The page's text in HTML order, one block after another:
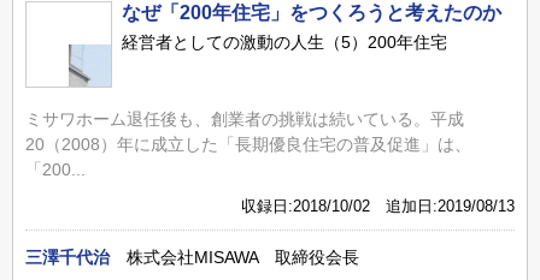
なぜ「200年住宅」をつくろうと考えたのか
経営者としての激動の人生（5）200年住宅
ミサワホーム退任後も、創業者の挑戦は続いている。平成
20（2008）年に成立した「長期優良住宅の普及促進」は、
「200...
収録日:2018/10/02 追加日:2019/08/13
三澤千代治 株式会社MISAWA 取締役会長